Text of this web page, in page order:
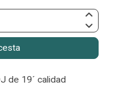
de 19´ calidad